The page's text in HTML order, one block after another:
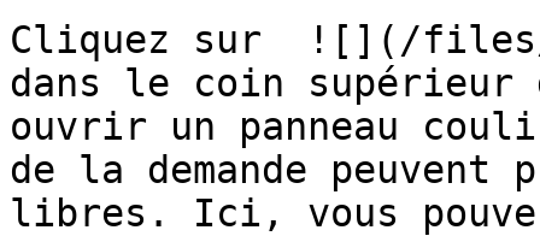
Cliquez sur  ![](/files/
dans le coin
ouvrir un panneau
de la demande peuvent
libres. Ici, vous